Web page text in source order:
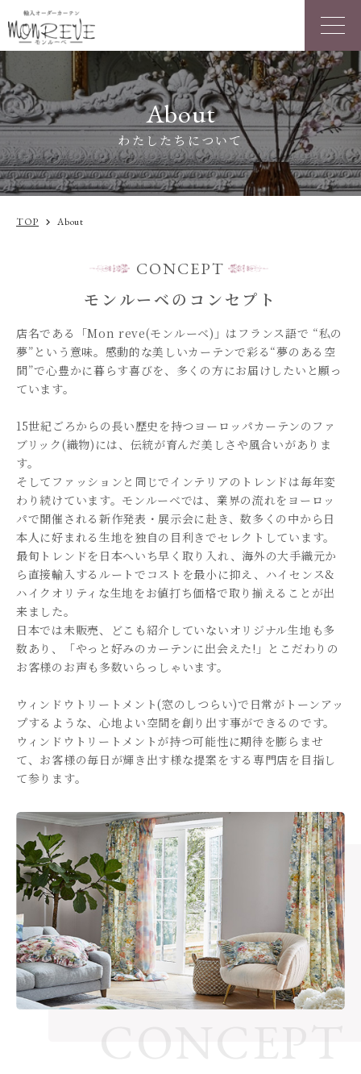
About
わたしたちについて
TOP chevron_right About
CONCEPT
モンルーベのコンセプト
店名である「Mon reve(モンルーベ)」はフランス語で “私の
夢”という意味。感動的な美しいカーテンで彩る“夢のある空
間”で心豊かに暮らす喜びを、多くの方にお届けしたいと願っ
ています。
15世紀ごろからの長い歴史を持つヨーロッパカーテンのファ
ブリック(織物)には、伝統が育んだ美しさや風合いがありま
す。
そしてファッションと同じでインテリアのトレンドは毎年変
わり続けています。モンルーベでは、業界の流れをヨーロッ
パで開催される新作発表・展示会に赴き、数多くの中から日
本人に好まれる生地を独自の目利きでセレクトしています。
最旬トレンドを日本へいち早く取り入れ、海外の大手織元か
ら直接輸入するルートでコストを最小に抑え、ハイセンス&
ハイクオリティな生地をお値打ち価格で取り揃えることが出
来ました。
日本では未販売、どこも紹介していないオリジナル生地も多
数あり、「やっと好みのカーテンに出会えた!」とこだわりの
お客様のお声も多数いらっしゃいます。
ウィンドウトリートメント(窓のしつらい)で日常がトーンアッ
プするような、心地よい空間を創り出す事ができるのです。
ウィンドウトリートメントが持つ可能性に期待を膨らませ
て、お客様の毎日が輝き出す様な提案をする専門店を目指し
て参ります。
CONCEPT